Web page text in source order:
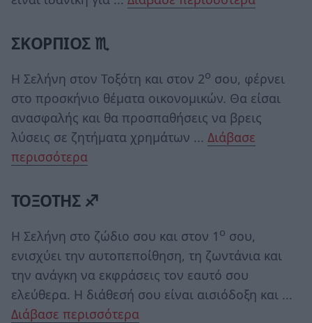
ΣΚΟΡΠΙΟΣ ♏
Η Σελήνη στον Τοξότη και στον 2ο σου, φέρνει
στο προσκήνιο θέματα οικονομικών. Θα είσαι
ανασφαλής και θα προσπαθήσεις να βρεις
λύσεις σε ζητήματα χρημάτων ... Διάβασε
περισσότερα
ΤΟΞΟΤΗΣ ♐
Η Σελήνη στο ζώδιο σου και στον 1 ο σου,
ενισχύει την αυτοπεποίθηση, τη ζωντάνια και
την ανάγκη να εκφράσεις τον εαυτό σου
ελεύθερα. Η διάθεσή σου είναι αισιόδοξη και ...
Διάβασε περισσότερα